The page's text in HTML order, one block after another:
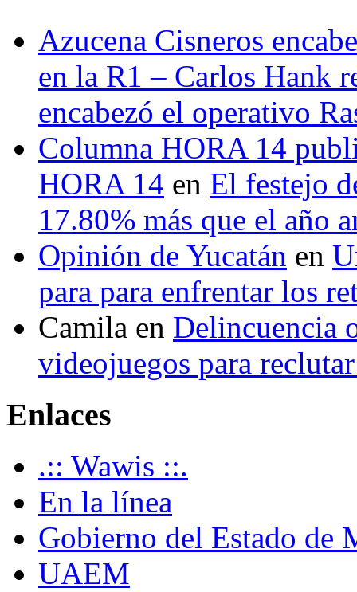
Azucena Cisneros
en la R1 – Carlos Hank
encabezó el operativo
Columna HORA 14
HORA 14 en El festejo
17.80% más que el año
Opinión de Yucatán en
para para enfrentar los
Camila en Delincuencia
videojuegos para
Enlaces
.:: Wawis ::.
En la línea
Gobierno del Estado de
UAEM